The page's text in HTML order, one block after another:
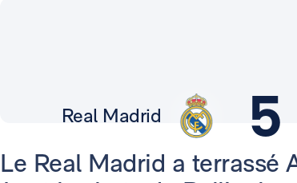
5
Real Madrid
Le Real Madrid a terrassé